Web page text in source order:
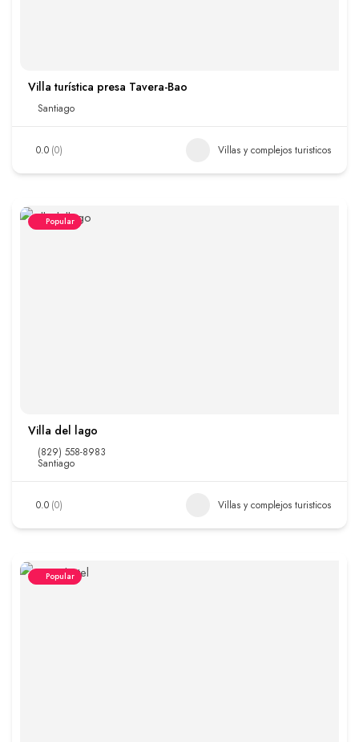
Villa turística presa Tavera-Bao
Santiago
0.0 (0) Villas y complejos turisticos
Popular
Villa del lago
(829) 558-8983
Santiago
0.0 (0) Villas y complejos turisticos
Popular